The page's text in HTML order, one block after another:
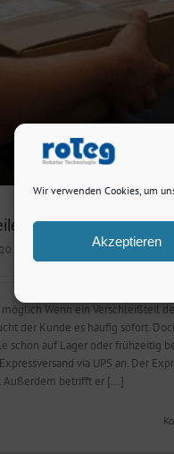
Wir verwenden Cookies, um
Akzeptieren
Wenn ein Verschleißteil
der Kunde es häufig sofort.
schon auf Lager oder frühzeitig
via UPS an. Der
Außerdem betrifft er [...]